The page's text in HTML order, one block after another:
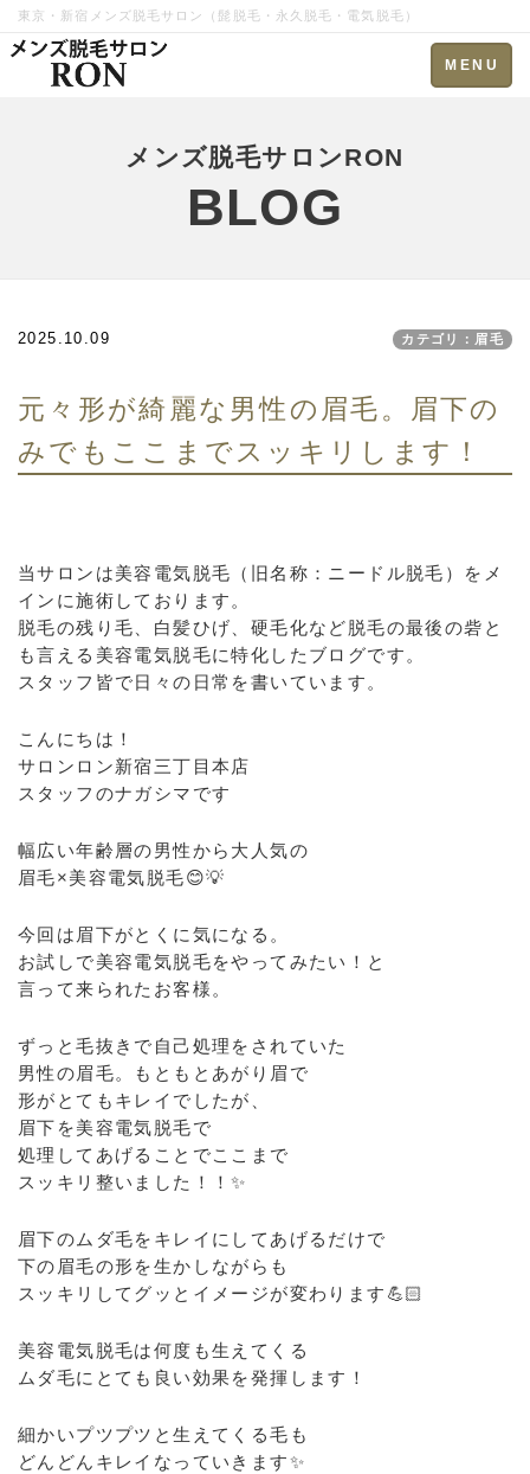
東京・新宿メンズ脱毛サロン（髭脱毛・永久脱毛・電気脱毛）
Toggle
navigation
MENU
メンズ脱毛サロンRON
BLOG
2025.10.09 カテゴリ：眉毛
元々形が綺麗な男性の眉毛。眉下の
みでもここまでスッキリします！
当サロンは美容電気脱毛（旧名称：ニードル脱毛）をメ
インに施術しております。
脱毛の残り毛、白髪ひげ、硬毛化など脱毛の最後の砦と
も言える美容電気脱毛に特化したブログです。
スタッフ皆で日々の日常を書いています。
こんにちは！
サロンロン新宿三丁目本店
スタッフのナガシマです
幅広い年齢層の男性から大人気の
眉毛×美容電気脱毛😊💡
今回は眉下がとくに気になる。
お試しで美容電気脱毛をやってみたい！と
言って来られたお客様。
ずっと毛抜きで自己処理をされていた
男性の眉毛。もともとあがり眉で
形がとてもキレイでしたが、
眉下を美容電気脱毛で
処理してあげることでここまで
スッキリ整いました！！✨
眉下のムダ毛をキレイにしてあげるだけで
下の眉毛の形を生かしながらも
スッキリしてグッとイメージが変わります💪🏻
美容電気脱毛は何度も生えてくる
ムダ毛にとても良い効果を発揮します！
細かいプツプツと生えてくる毛も
どんどんキレイなっていきます✨